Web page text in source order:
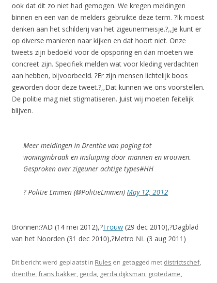
ook dat dit zo niet had gemogen. We kregen meldingen
binnen en een van de melders gebruikte deze term. ?Ik moest
denken aan het schilderij van het zigeunermeisje.?,,Je kunt er
op diverse manieren naar kijken en dat hoort niet. Onze
tweets zijn bedoeld voor de opsporing en dan moeten we
concreet zijn. Specifiek melden wat voor kleding verdachten
aan hebben, bijvoorbeeld. ?Er zijn mensen lichtelijk boos
geworden door deze tweet.?,,Dat kunnen we ons voorstellen.
De politie mag niet stigmatiseren. Juist wij moeten feitelijk
blijven.
Meer meldingen in Drenthe van poging tot
woninginbraak en insluiping door mannen en vrouwen.
Gesproken over zigeuner achtige types#HH
? Politie Emmen (@PolitieEmmen) May 12, 2012
Bronnen:?AD (14 mei 2012),?Trouw (29 dec 2010),?Dagblad
van het Noorden (31 dec 2010),?Metro NL (3 aug 2011)
Dit bericht werd geplaatst in Rules en getagged met districtschef,
drenthe,frans bakker, gerda, gerda dijksman, grotedame,